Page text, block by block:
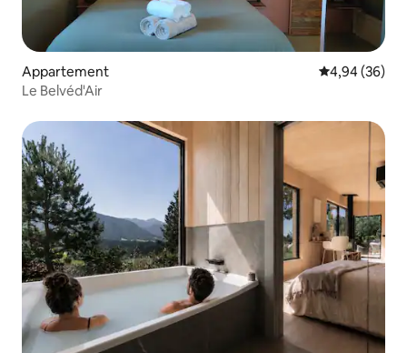
Appartement Évaluation
4,94 (36)
Le Belvéd'Air